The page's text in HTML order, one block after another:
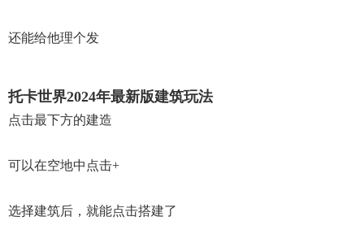
还能给他理个发
托卡世界2024年最新版建筑玩法
点击最下方的建造
可以在空地中点击+
选择建筑后，就能点击搭建了